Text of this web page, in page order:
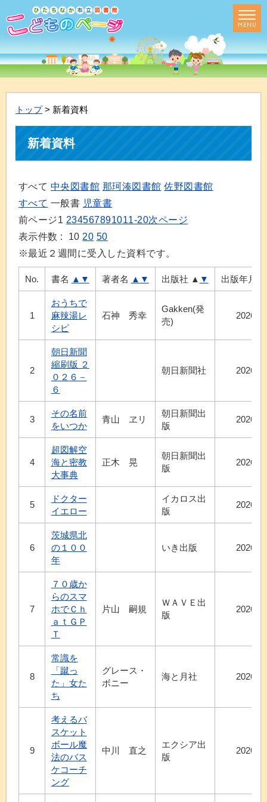
トップ> 新着資料
新着資料
すべて 中央図書館 那珂湊図書館 佐野図書館
すべて 一般書 児童書
前ページ1 234567891011-20次ページ
表示件数 : 10 20 50
※最近２週間に受入した資料です。
No. 書名 ▲ ▼ 著者名 ▲ ▼ 出版社 ▲ ▼ 出版年月
1
おうちで
麻辣湯レ
シピ
石神 秀幸
Gakken(発
売)
2026.7
2
朝日新聞
縮刷版 ２
０２６－
６
朝日新聞社 2026.7
3
その名前
をいつか
青山 ヱリ
朝日新聞出
版
2026.7
4
超図解空
海と密教
大事典
正木 晃
朝日新聞出
版
2026.7
5
ドクター
イエロー
イカロス出
版
2026.7
6
茨城県北
の１００
年
いき出版 2026.8
7
７０歳か
らのスマ
ホでＣｈ
ａｔＧＰ
Ｔ
片山 嗣規
ＷＡＶＥ出
版
2026.5
8
常識を
「蹴っ
た」女た
ち
グレース・
ボニー
海と月社 2026.7
9
考えるバ
スケット
ボール魔
法のバス
ケコーチ
ング
中川 直之
エクシア出
版
2026.5